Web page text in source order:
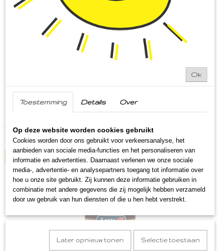
Blauwe bessen dessertsaus
Blauwe bessen dessertsaus Blauwe bessen dessertsaus…
€ 4,99
Op voorraad
IN WINKELWAGEN
Ok
Toestemming Details Over
Op deze website worden cookies gebruikt
Cookies worden door ons gebruikt voor verkeersanalyse, het
aanbieden van sociale media-functies en het personaliseren van
informatie en advertenties. Daarnaast verlenen we onze sociale
media-, advertentie- en analysepartners toegang tot informatie over
hoe u onze site gebruikt. Zij kunnen deze informatie gebruiken in
combinatie met andere gegevens die zij mogelijk hebben verzameld
door uw gebruik van hun diensten of die u hen hebt verstrekt.
Later opnieuw tonen Selectie toestaan